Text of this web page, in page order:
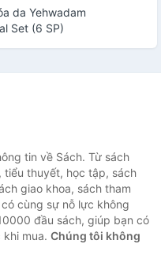
da Yehwadam
Set (6 SP)
tin về Sách. Từ sách
tiểu thuyết, học tập, sách
giao khoa, sách tham
cùng sự nỗ lực không
đầu sách, giúp bạn có
mua. Chúng tôi không